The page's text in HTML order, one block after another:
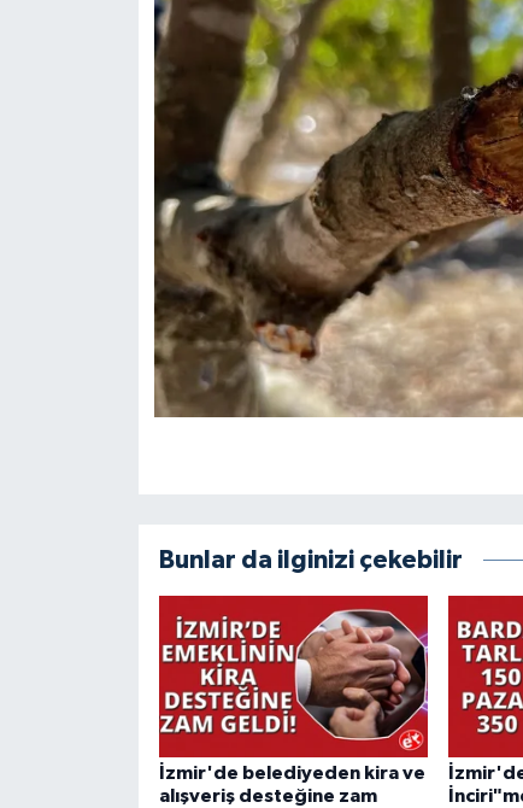
Bunlar da ilginizi çekebilir
İzmir'de belediyeden kira ve
alışveriş desteğine zam